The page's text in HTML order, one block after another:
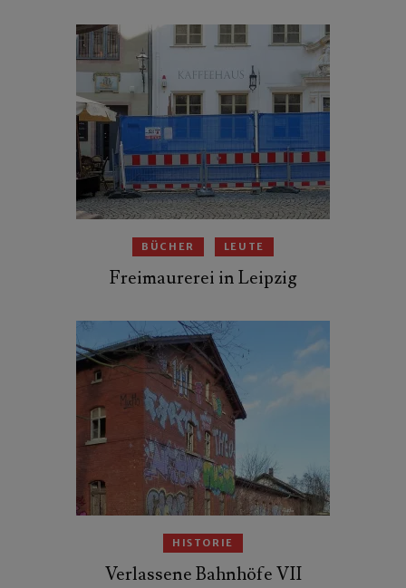
BÜCHER LEUTE
Freimaurerei in Leipzig
HISTORIE
Verlassene Bahnhöfe VII